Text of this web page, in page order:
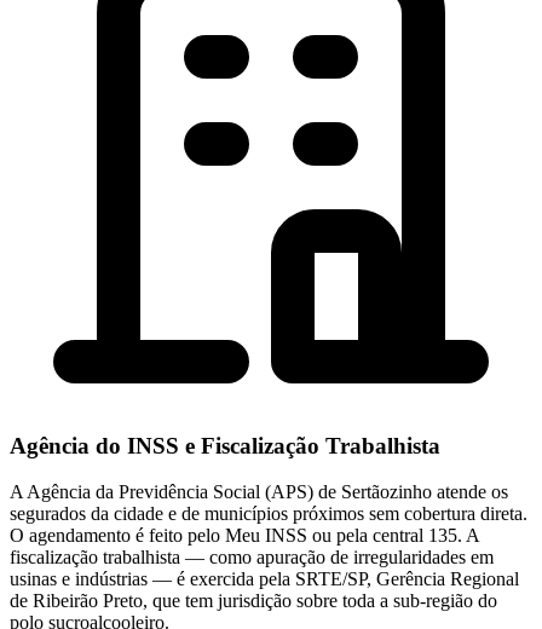
Agência do INSS e Fiscalização Trabalhista
A Agência da Previdência Social (APS) de Sertãozinho atende os
segurados da cidade e de municípios próximos sem cobertura direta.
O agendamento é feito pelo Meu INSS ou pela central 135. A
fiscalização trabalhista — como apuração de irregularidades em
usinas e indústrias — é exercida pela SRTE/SP, Gerência Regional
de Ribeirão Preto, que tem jurisdição sobre toda a sub-região do
polo sucroalcooleiro.